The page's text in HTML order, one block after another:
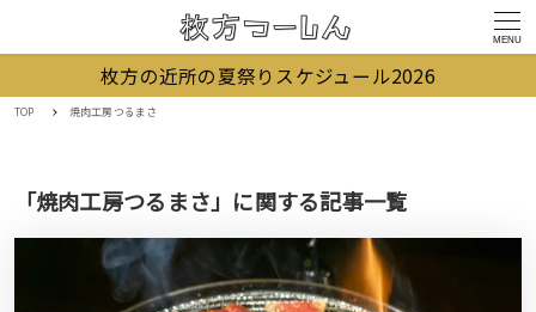
MENU
枚方の近所の夏祭りスケジュール2026
TOP 焼肉工房つるまさ
「焼肉工房つるまさ」に関する記事一覧